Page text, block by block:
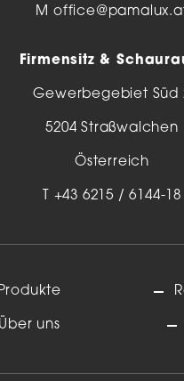
M
Firmensitz &
Gewerbegebiet Süd
5204 Straßwalchen
Österreich
T +43 6215 / 6144-18
Über uns